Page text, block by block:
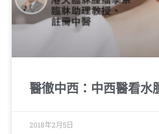
醫徹中西：中西醫看水
2018年2月5日